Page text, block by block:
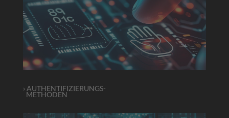
› AUTHENTIFIZIERUNGS-
METHODEN